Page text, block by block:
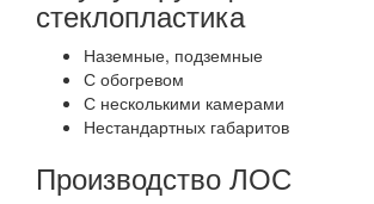
стеклопластика
Наземные, подземные
С обогревом
С несколькими камерами
Нестандартных габаритов
Производство ЛОС